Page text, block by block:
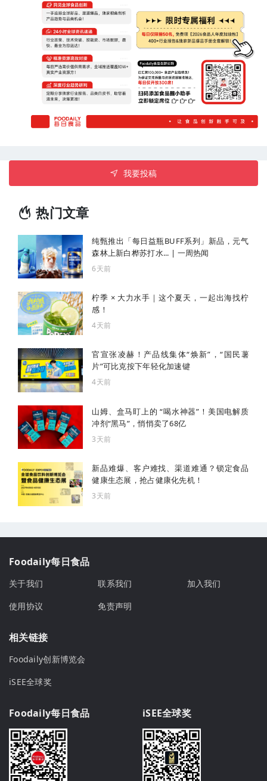
流动的水及单独的仪器进行清洗，清洗结束后，还需对水果完
全浸泡消毒再反复进行3遍最后的冲洗。
我要投稿
热门文章
纯甄推出「每日益瓶BUFF系列」新品，元气
森林上新白桦苏打水... | 一周热闻
6天前
柠季 × 大力水手｜这个夏天，一起出海找柠
感！
4天前
官宣张凌赫！产品线集体“焕新”，“国民薯
片”可比克按下年轻化加速键
4天前
山姆、盒马盯上的 “喝水神器”！美国电解质
冲剂“黑马”，悄悄卖了68亿
3天前
新品难爆、客户难找、渠道难通？锁定食品
健康生态展，抢占健康化先机！
3天前
Foodaily每日食品
关于我们 联系我们
加入我们
使用协议
免责声明
相关链接
Foodaily创新博览会
iSEE全球奖
Foodaily每日食品 iSEE全球奖